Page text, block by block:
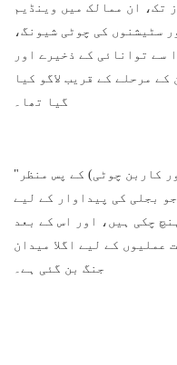
ہیں۔ 2000 کے آغاز تک، ان ممالک میں وینڈیم
سٹیشنوں کی چوٹی شیونگ،
سے توانائی کے ذخیرے اور
مرحلے کے قریب لاگو کیا
گیا تھا۔
"ڈبل کاربن" (کاربن نیوٹرلائزیشن اور کاربن چوٹی) کے پس منظر
بجلی کی پیداوار کے لیے
چکی ہیں، اور اس کے بعد
عملیوں کے لیے اگلا میدان
جنگ بن گئی ہے۔